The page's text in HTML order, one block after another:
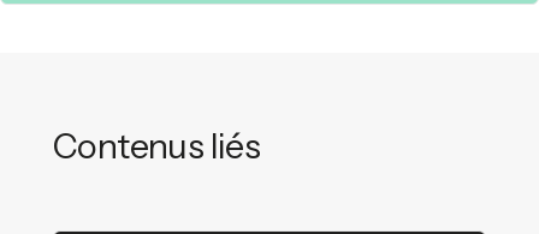
Contenus liés